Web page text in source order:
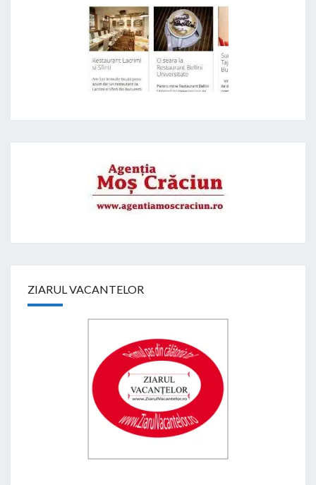
ZIARUL VACANTELOR